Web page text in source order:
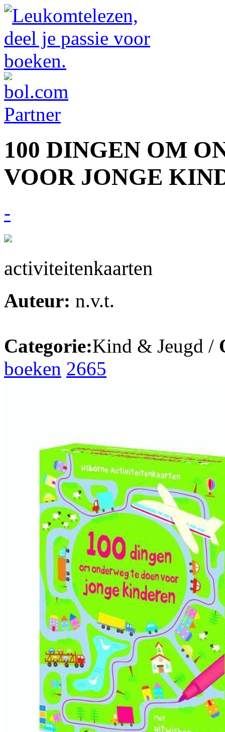
100 DINGEN OM
VOOR JONGE
-
activiteitenkaarten
Auteur: n.v.t.
Categorie:Kind & Jeugd /
boeken 2665